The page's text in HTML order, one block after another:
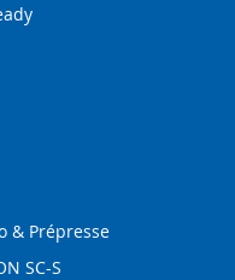
& Prépresse
SC-S